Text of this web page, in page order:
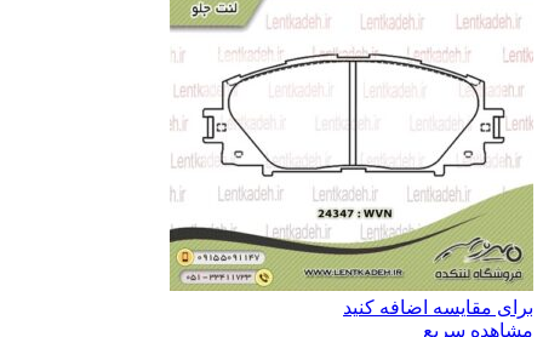
برای مقایسه اضافه کنید
مشاهده سریع